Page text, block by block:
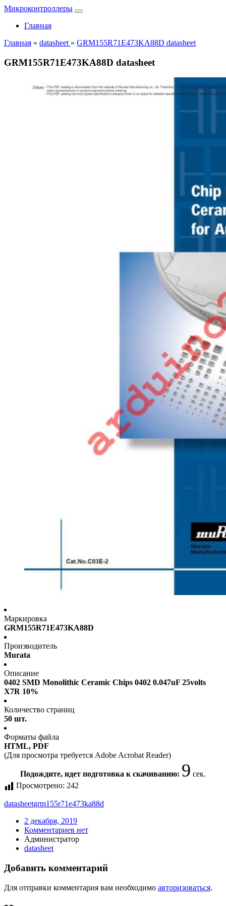
Микроконтроллеры
Главная
Главная » datasheet » GRM155R71E473KA88D datasheet
GRM155R71E473KA88D datasheet
Маркировка
GRM155R71E473KA88D
Производитель
Murata
Описание
0402 SMD Monolithic Ceramic Chips 0402 0.047uF 25volts
X7R 10%
Количество страниц
50 шт.
Форматы файла
HTML, PDF
(Для просмотра требуется Adobe Acrobat Reader)
Подождите, идет подготовка к скачиванию: 8 сек.
Просмотрено: 242
datasheetgrm155r71e473ka88d
2 декабря, 2019
Комментариев нет
Администратор
datasheet
Добавить комментарий
Для отправки комментария вам необходимо авторизоваться.